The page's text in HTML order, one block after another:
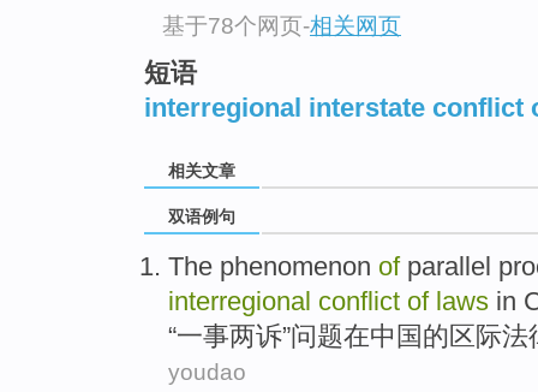
基于78个网页-相关网页
短语
interregional interstate conflict
相关文章
双语例句
The phenomenon ofparallel
interregional conflict of laws in
“一事两诉”问题在中国 的 区际法
youdao